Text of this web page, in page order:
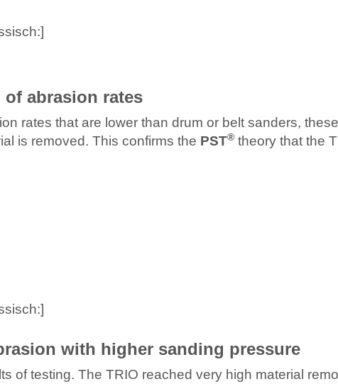
of abrasion rates
rates that are lower than drum or belt sanders,
is removed. This confirms the PST® theory that the
with higher sanding pressure
of testing. The TRIO reached very high material